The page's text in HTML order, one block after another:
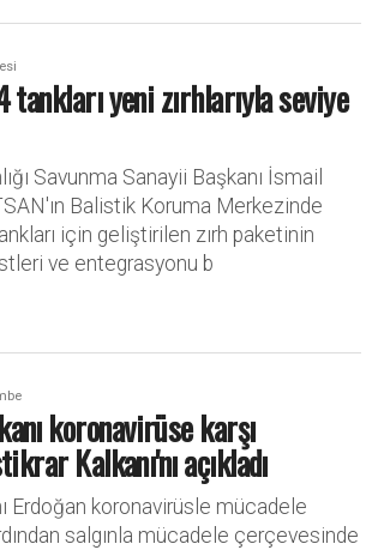
tankları yeni zırhlarıyla seviye
Savunma Sanayii Başkanı İsmail
Balistik Koruma Merkezinde
için geliştirilen zırh paketinin
ve entegrasyonu b
koronavirüse karşı
Kalkanı'nı açıkladı
Erdoğan koronavirüsle mücadele
salgınla mücadele çerçevesinde